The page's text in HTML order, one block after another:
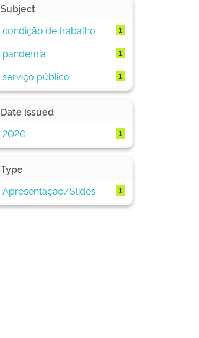
Subject
condição de trabalho
1
pandemia 1
serviço público 1
Date issued
2020
1
Type
Apresentação/Slides
1